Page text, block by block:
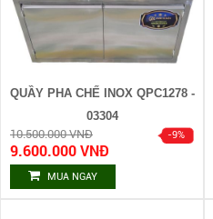
QUẦY PHA CHẾ INOX QPC1278 -
03304
10.500.000 VNĐ
9.600.000 VNĐ
MUA NGAY